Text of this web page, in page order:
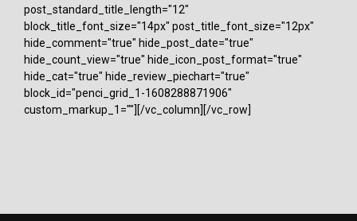
post_standard_title_length="12"
block_title_font_size="14px" post_title_font_size="12px"
hide_comment="true" hide_post_date="true"
hide_count_view="true" hide_icon_post_format="true"
hide_cat="true" hide_review_piechart="true"
block_id="penci_grid_1-1608288871906"
custom_markup_1=""][/vc_column][/vc_row]